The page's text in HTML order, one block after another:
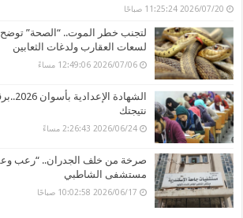
2026/07/20 11:25:24 صباحًا
لتجنب خطر الموت.. “الصحة” توضح
لسعات العقارب ولدغات الثعابين
2026/07/06 12:49:06 مساءً
نتيجتك
2026/06/24 2:26:43 مساءً
صرخة من خلف الجدران.. “رعب
مستشفى الشاطبي
2026/06/17 10:02:58 صباحًا